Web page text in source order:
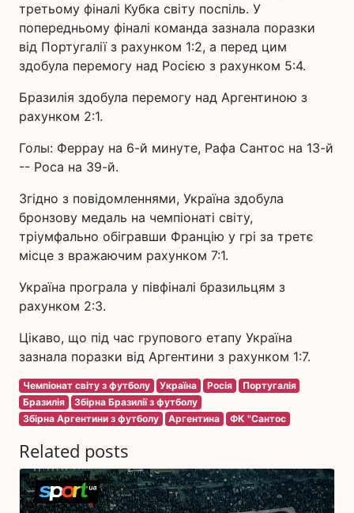
третьому фіналі Кубка світу поспіль. У
попередньому фіналі команда зазнала поразки
від Португалії з рахунком 1:2, а перед цим
здобула перемогу над Росією з рахунком 5:4.
Бразилія здобула перемогу над Аргентиною з
рахунком 2:1.
Голы: Феррау на 6-й минуте, Рафа Сантос на 13-й
-- Роса на 39-й.
Згідно з повідомленнями, Україна здобула
бронзову медаль на чемпіонаті світу,
тріумфально обігравши Францію у грі за третє
місце з вражаючим рахунком 7:1.
Україна програла у півфіналі бразильцям з
рахунком 2:3.
Цікаво, що під час групового етапу Україна
зазнала поразки від Аргентини з рахунком 1:7.
Чемпіонат світу з футболу Україна Росія
Португалія
Бразилія
Збірна Бразилії з футболу
Збірна Аргентини з футболу
Аргентина ФК "Сантос
Related posts